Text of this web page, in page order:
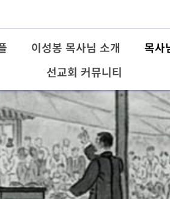
이성봉 목사님 소개
목사
선교회 커뮤니티